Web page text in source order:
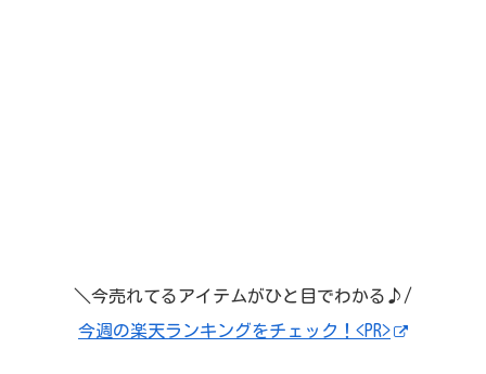
＼今売れてるアイテムがひと目でわかる♪/
今週の楽天ランキングをチェック！<PR>